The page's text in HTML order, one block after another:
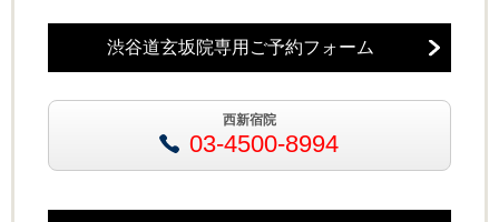
渋谷道玄坂院専用ご予約フォーム
西新宿院
03-4500-8994